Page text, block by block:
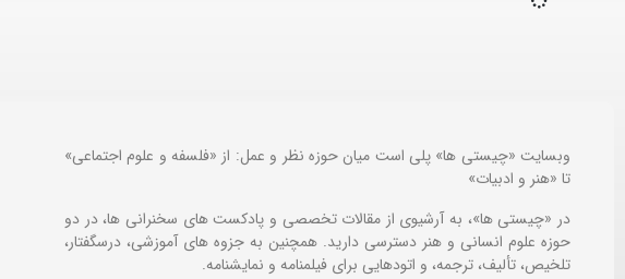
وبسایت «چیستی ها» پلی است میان حوزه نظر و عمل: از «فلسفه و علوم اجتماعی»
تا «هنر و ادبیات»
در «چیستی ها»، به آرشیوی از مقالات تخصصی و پادکست های سخنرانی ها، در دو
حوزه علوم انسانی و هنر دسترسی دارید. همچنین به جزوه های آموزشی، درسگفتار،
تلخیص، تألیف، ترجمه، و اتودهایی برای فیلمنامه و نمایشنامه.